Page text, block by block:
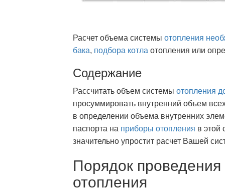
Расчет объема системы отопления
бака, подбора котла отопления или
Содержание
Рассчитать объем системы отопления
просуммировать внутренний объем
в определении объема внутренних
паспорта на приборы отопления в этой
значительно упростит расчет Вашей
Порядок
отопления